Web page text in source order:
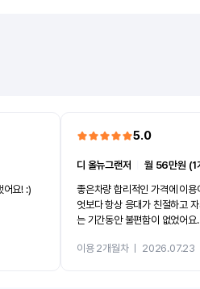
어요! :)
5.0
디 올뉴그랜저 ㅣ월 56만원 (1
좋은차량 합리적인 가격에 이용
엇보다 항상 응대가 친절하고
는 기간동안 불편함이 없었어요
카 렌트 고민없이 강추합니다!!
이용 2개월차ㅣ 2026.07.23